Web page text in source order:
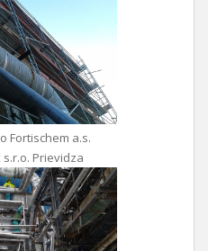
Fortischem a.s.
Prievidza